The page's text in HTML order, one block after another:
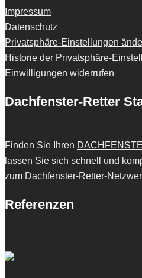
Impressum
Datenschutz
Privatsphäre-Einstellungen
Historie der Privatsphäre-
Einwilligungen widerrufen
Dachfenster-Retter
Finden Sie Ihren
lassen Sie sich schnell und
zum Dachfenster-Retter-
Referenzen